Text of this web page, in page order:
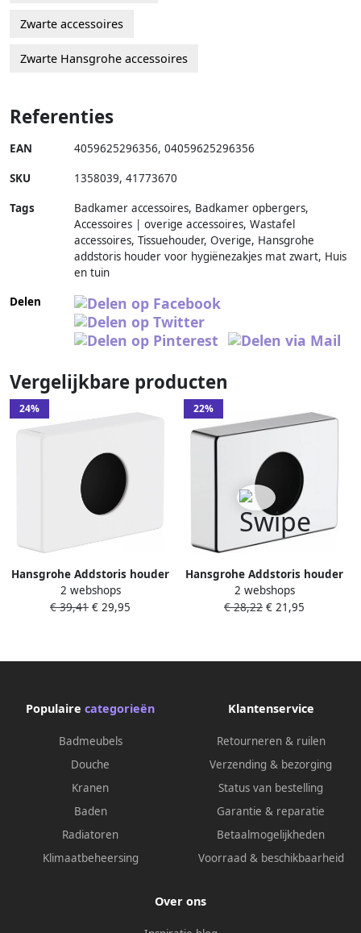
Zwarte accessoires
Zwarte Hansgrohe accessoires
Referenties
EAN 4059625296356, 04059625296356
SKU 1358039, 41773670
Tags
Badkamer accessoires, Badkamer opbergers,
Accessoires | overige accessoires, Wastafel
accessoires, Tissuehouder, Overige, Hansgrohe
addstoris houder voor hygiënezakjes mat zwart, Huis
en tuin
Delen
Vergelijkbare producten
24%
Hansgrohe Addstoris houder
voor hygienezakjes mat wit
41773700
2 webshops
€ 39,41 € 29,95
22%
Hansgrohe Addstoris houder
voor hygienezakjes chroom
41773000
2 webshops
€ 28,22 € 21,95
Populaire categorieën
Badmeubels
Douche
Kranen
Baden
Radiatoren
Klimaatbeheersing
Klantenservice
Retourneren & ruilen
Verzending & bezorging
Status van bestelling
Garantie & reparatie
Betaalmogelijkheden
Voorraad & beschikbaarheid
Over ons